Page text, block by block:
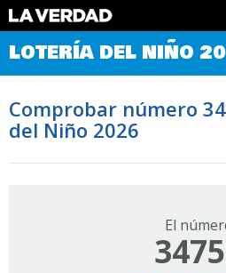
Comprobar Loteria del Niño
Premios
Noticias
Datos
Historia
LOTERÍA DEL NIÑO
Comprobar número
del Niño 2026
El